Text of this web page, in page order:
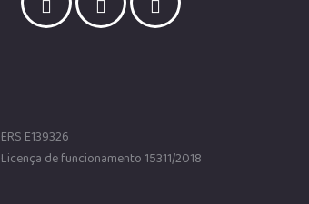
ERS E139326
Licença de funcionamento 15311/2018